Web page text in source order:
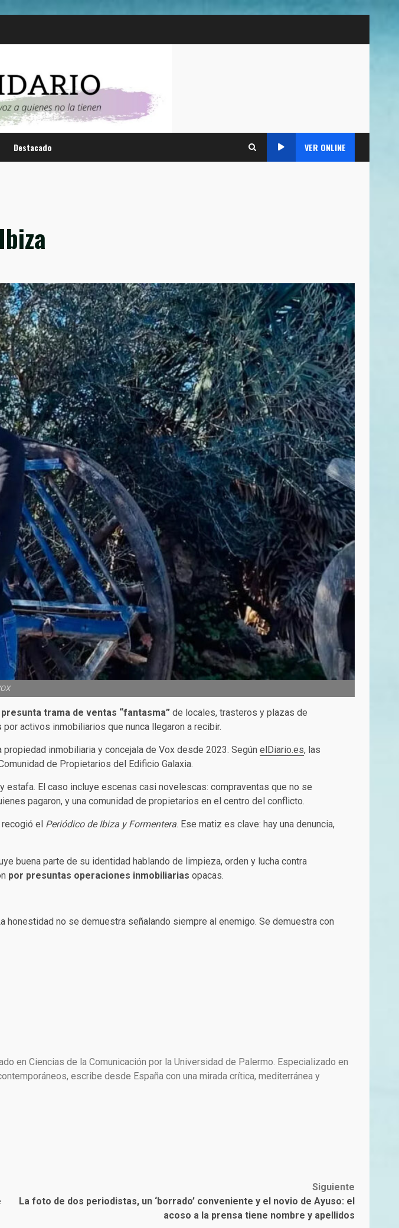
Destacado VER ONLINE
presunta trama de ventas “fantasma” de locales, trasteros y plazas de
por activos inmobiliarios que nunca llegaron a recibir.
inmobiliaria y concejala de Vox desde 2023. Según elDiario.es, las
de Propietarios del Edificio Galaxia.
estafa. El caso incluye escenas casi novelescas: compraventas que no se
pagaron, y una comunidad de propietarios en el centro del conflicto.
el Periódico de Ibiza y Formentera. Ese matiz es clave: hay una denuncia,
buena parte de su identidad hablando de limpieza, orden y lucha contra
por presuntas operaciones inmobiliarias opacas.
honestidad no se demuestra señalando siempre al enemigo. Se demuestra con
en Ciencias de la Comunicación por la Universidad de Palermo. Especializado en
escribe desde España con una mirada crítica, mediterránea y
Siguiente
La foto de dos periodistas, un ‘borrado’ conveniente y el novio de Ayuso: el
acoso a la prensa tiene nombre y apellidos